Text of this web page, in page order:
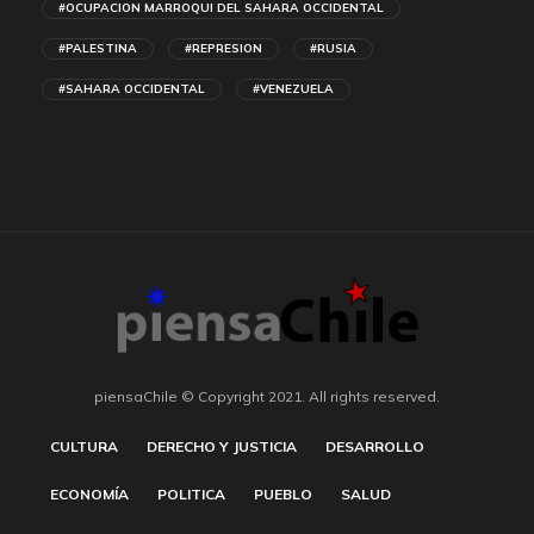
#OCUPACION MARROQUI DEL SAHARA OCCIDENTAL
#PALESTINA #REPRESION #RUSIA
#SAHARA OCCIDENTAL #VENEZUELA
piensaChile © Copyright 2021. All rights reserved.
CULTURA DERECHO Y JUSTICIA DESARROLLO
ECONOMÍA POLITICA PUEBLO SALUD